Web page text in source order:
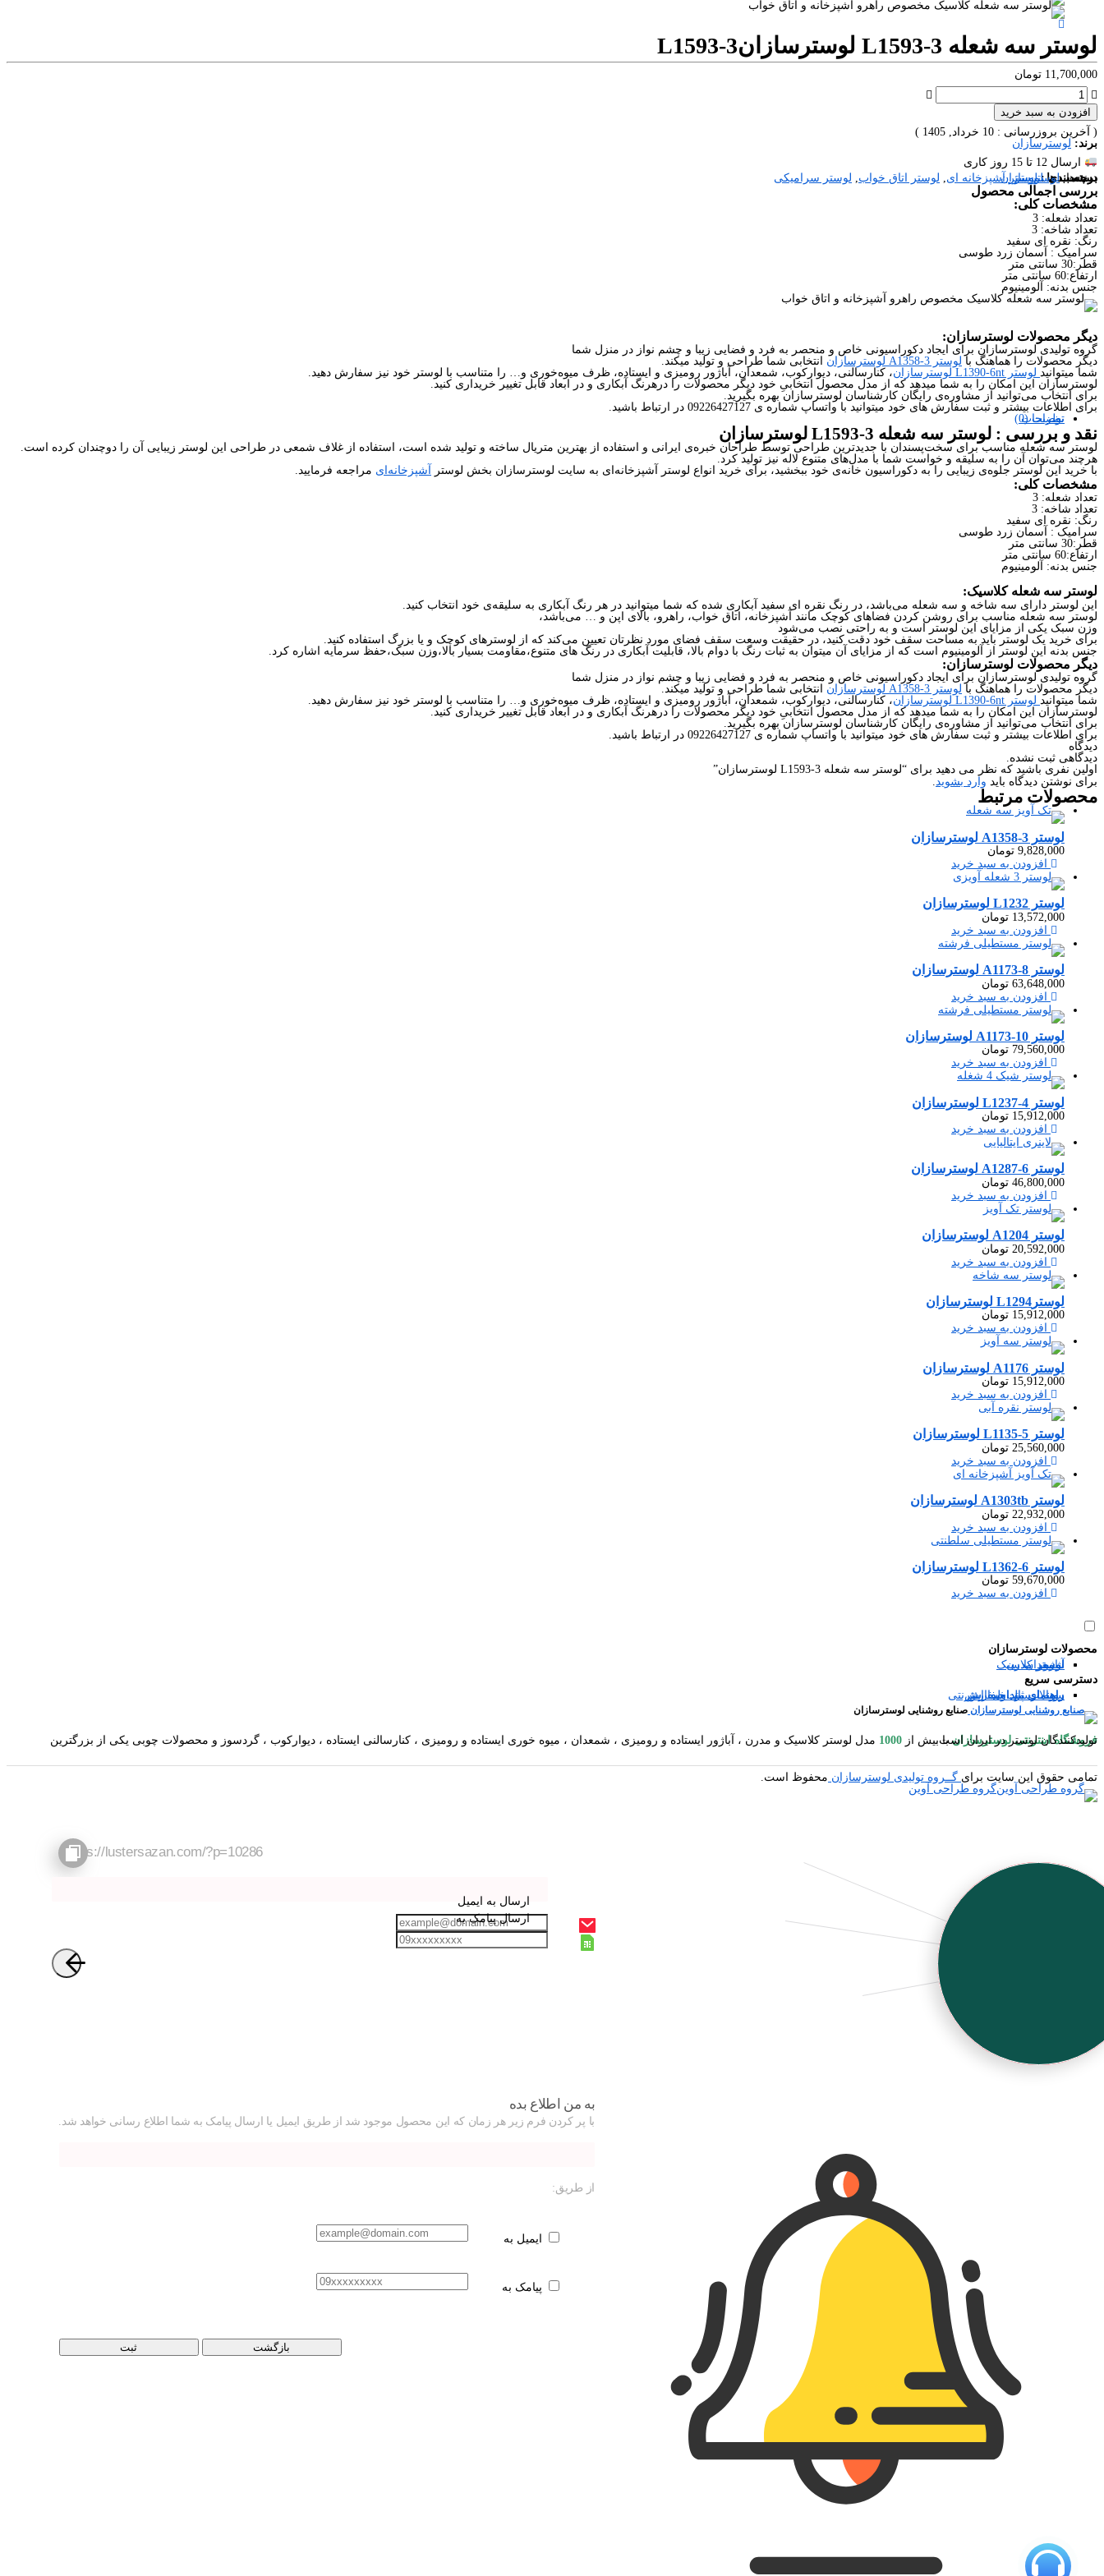
لوستر سه شعله L1593-3 لوسترسازان L1593-3
11,700,000 تومان
افزودن به سبد خرید
( آخرین بروزرسانی : 10 خرداد, 1405 )
برند:لوسترسازان
ارسال 12 تا 15 روز کاری
دسته بندی :لوستر آشپزخانه ای لوستر اتاق خواب لوستر سرامیکی برچسب هالوستر برند ها:لوسترسازان
بررسی اجمالی محصول
مشخصات کلی:
تعداد شعله: 3
تعداد شاخه: 3
رنگ: نقره ای سفید
سرامیک : آسمان زرد طوسی
قطر:30 سانتی متر
ارتفاع:60 سانتی متر
جنس بدنه: آلومینیوم
دیگر محصولات لوسترسازان:
گروه تولیدی لوسترسازان برای ایجاد دکوراسیونی خاص و منحصر به فرد و فضایی زیبا و چشم نواز در منزل شما
دیگر محصولات را هماهنگ با لوستر A1358-3 لوسترسازان
انتخابی شما طراحی و تولید میکند.
شما میتوانید لوستر L1390-6nt لوسترسازان
، کنارسالنی، دیوارکوب، شمعدان، آباژور رومیزی و ایستاده، ظرف میوه‌خوری و… را متناسب با لوستر خود نیز سفارش دهید.
لوسترسازان این امکان را به شما میدهد که از مدل محصول انتخابیِ خود دیگر محصولات را درهرنگ آبکاری و در ابعاد قابل تغییر خریداری کنید.
برای انتخاب می‌توانید از مشاوره‌ی رایگان کارشناسان لوسترسازان بهره بگیرید.
برای اطلاعات بیشتر و ثبت سفارش های خود میتوانید با واتساپ شماره ی 09226427127 در ارتباط باشید.
توضیحات
نظرات (0)
نقد و بررسی : لوستر سه شعله L1593-3 لوسترسازان
لوستر سه شعله مناسب برای سخت‌پسندان با جدیدترین طراحی توسط طراحان خبره‌ی ایرانی و استفاده از بهترین متریال ساخته و تولید شده است، استفاده از غلاف شمعی در طراحی این لوستر زیبایی آن را دوچندان کرده است.
هرچند می‌توان آن را به سلیقه‌ و خواست شما با مدل‌های متنوع لاله نیز تولید کرد.
با خرید این لوستر جلوه‌ی زیبایی را به دکوراسیون خانه‌ی خود ببخشید، برای خرید انواع لوستر آشپزخانه‌ای به سایت لوسترسازان بخش لوستر
آشپزخانه‌ای مراجعه فرمایید.
مشخصات کلی:
تعداد شعله: 3
تعداد شاخه: 3
رنگ: نقره ای سفید
سرامیک : آسمان زرد طوسی
قطر:30 سانتی متر
ارتفاع:60 سانتی متر
جنس بدنه: آلومینیوم
لوستر سه شعله کلاسیک:
این لوستر دارای سه شاخه و سه شعله می‌باشد، در رنگ نقره ای سفید آبکاری شده که شما میتوانید در هر رنگ آبکاری به سلیقه‌ی خود انتخاب کنید.
لوستر سه شعله مناسب برای روشن کردن فضاهای کوچک مانند آشپزخانه، اتاق خواب، راهرو، بالای اپن و … می‌باشد،
وزن سبک یکی از مزایای این لوستر است و به راحتی نصب می‌شود
برای خرید یک لوستر باید به مساحت سقف خود دقت کنید، در حقیقت وسعت سقف فضای مورد نظرتان تعیین می‌کند که از لوسترهای کوچک و یا بزرگ استفاده کنید.
جنس بدنه این لوستر از آلومینیوم است که از مزایای آن میتوان به ثبات رنگ با دوام بالا، قابلیت آبکاری در رنگ های متنوع،مقاومت بسیار بالا،وزن سبک،حفظ سرمایه اشاره کرد.
دیگر محصولات لوسترسازان:
گروه تولیدی لوسترسازان برای ایجاد دکوراسیونی خاص و منحصر به فرد و فضایی زیبا و چشم نواز در منزل شما
دیگر محصولات را هماهنگ با لوستر A1358-3 لوسترسازان
انتخابی شما طراحی و تولید میکند.
شما میتوانید لوستر L1390-6nt لوسترسازان
، کنارسالنی، دیوارکوب، شمعدان، آباژور رومیزی و ایستاده، ظرف میوه‌خوری و… را متناسب با لوستر خود نیز سفارش دهید.
لوسترسازان این امکان را به شما میدهد که از مدل محصول انتخابیِ خود دیگر محصولات را درهرنگ آبکاری و در ابعاد قابل تغییر خریداری کنید.
برای انتخاب می‌توانید از مشاوره‌ی رایگان کارشناسان لوسترسازان بهره بگیرید.
برای اطلاعات بیشتر و ثبت سفارش های خود میتوانید با واتساپ شماره ی 09226427127 در ارتباط باشید.
دیدگاه
دیدگاهی ثبت نشده.
اولین نفری باشید که نظر می دهید برای “لوستر سه شعله L1593-3 لوسترسازان”
برای نوشتن دیدگاه باید وارد بشوید.
محصولات مرتبط
لوستر A1358-3 لوسترسازان
9,828,000 تومان
افزودن به سبد خرید
لوستر L1232 لوسترسازان
13,572,000 تومان
افزودن به سبد خرید
لوستر A1173-8 لوسترسازان
63,648,000 تومان
افزودن به سبد خرید
لوستر A1173-10 لوسترسازان
79,560,000 تومان
افزودن به سبد خرید
لوستر L1237-4 لوسترسازان
15,912,000 تومان
افزودن به سبد خرید
لوستر A1287-6 لوسترسازان
46,800,000 تومان
افزودن به سبد خرید
لوستر A1204 لوسترسازان
20,592,000 تومان
افزودن به سبد خرید
لوسترL1294 لوسترسازان
15,912,000 تومان
افزودن به سبد خرید
لوستر A1176 لوسترسازان
15,912,000 تومان
افزودن به سبد خرید
لوستر L1135-5 لوسترسازان
25,560,000 تومان
افزودن به سبد خرید
لوستر A1303tb لوسترسازان
22,932,000 تومان
افزودن به سبد خرید
لوستر L1362-6 لوسترسازان
59,670,000 تومان
افزودن به سبد خرید
محصولات لوسترسازان
لوستر کلاسیک
لوستر مدرن
آباژور
شمعدان
دسترسی سریع
راهنمای ثبت سفارش
رویه ارسال سفارش
راهنمای پرداخت اینترنتی
سوالات متداول
صنایع روشنایی لوسترسازان
فروشگاه اینترنتی لوسترسازانبا بیش از 1000 مدل لوستر کلاسیک و مدرن ، آباژور ایستاده و رومیزی ، شمعدان ، میوه خوری ایستاده و رومیزی ، کنارسالنی ایستاده ، دیوارکوب ، گردسوز و محصولات چوبی یکی از بزرگترین تولیدکنندگان لوستر در ایران است.
تمامی حقوق این سایت برای گــروه تولیدی لوسترسازان محفوظ است.
گروه طراحی آوین
ارسال به ایمیل
ارسال پیامک به
به من اطلاع بده
با پر کردن فرم زیر هر زمان که این محصول موجود شد از طریق ایمیل یا ارسال پیامک به شما اطلاع رسانی خواهد شد.
از طریق:
ایمیل به
پیامک به
بازگشت ثبت